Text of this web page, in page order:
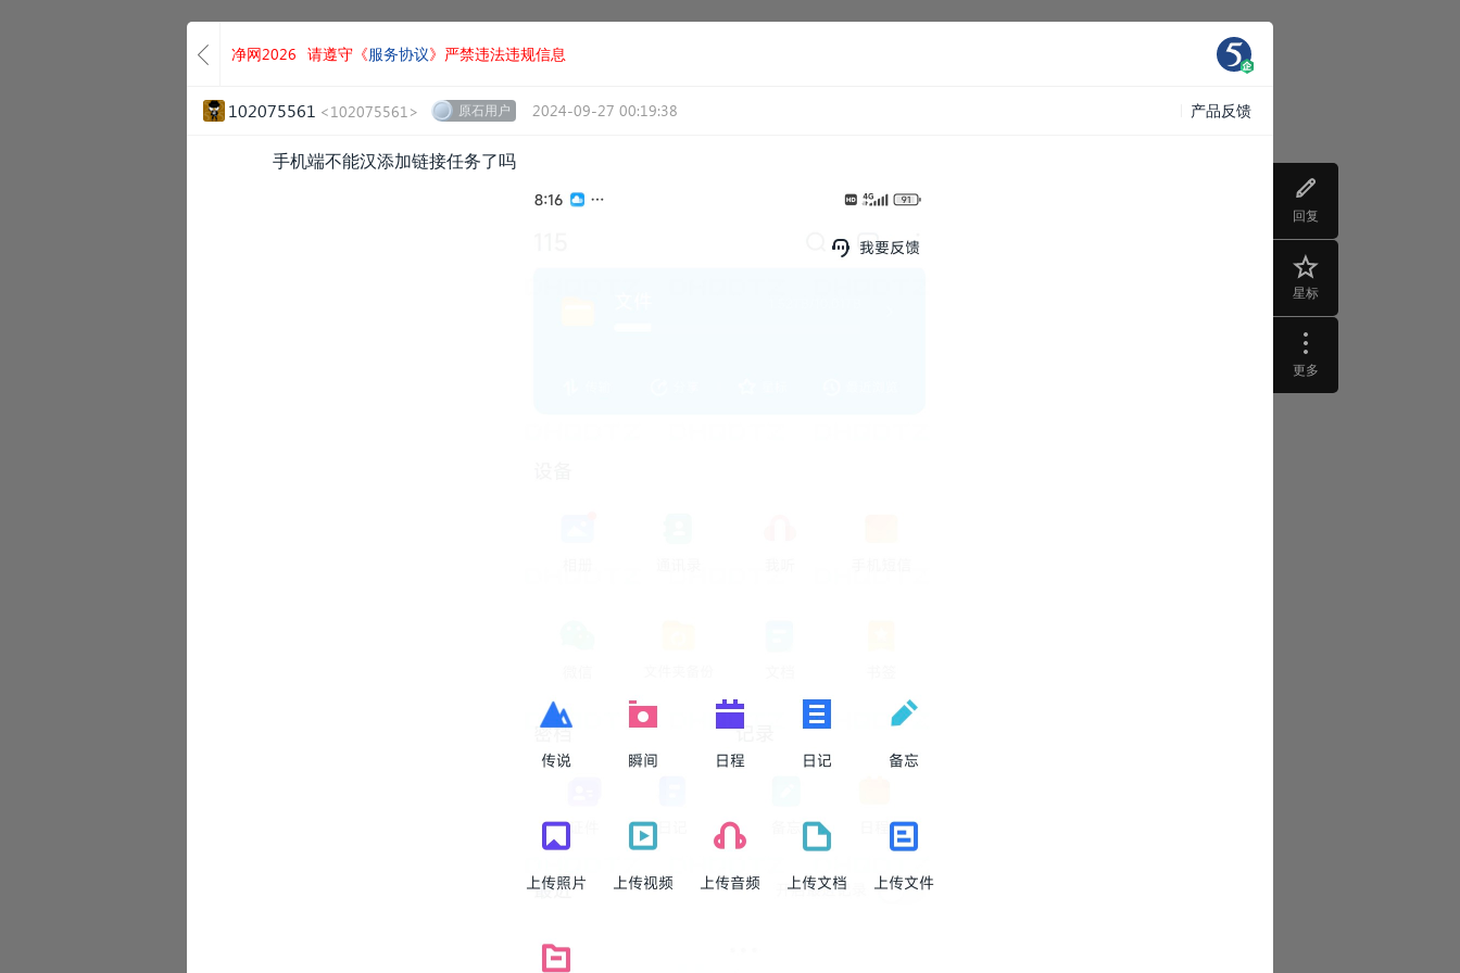
回复
星标
更多
净网2026 请遵守《服务协议》严禁违法违规信息
102075561 <102075561> 原石用户 2024-09-27 00:19:38 产品反馈
手机端不能汉添加链接任务了吗